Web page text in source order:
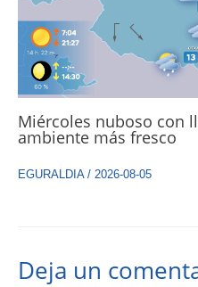
Miércoles nuboso con
ambiente más fresco
EGURALDIA/ 2026-08-05
Deja un